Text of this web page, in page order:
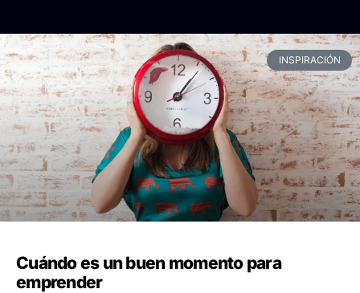
INSPIRACIÓN
Cuándo es un buen momento para
emprender